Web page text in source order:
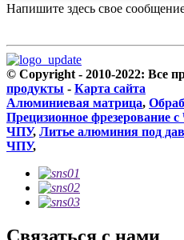
Напишите здесь свое
© Copyright - 2010-2022: Все
продукты - Карта сайта
Алюминиевая матрица,
Прецизионное фрезерование
ЧПУ, Литье алюминия под
ЧПУ,
Связаться с нами